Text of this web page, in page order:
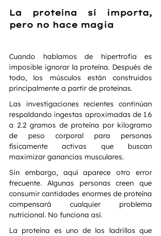
La proteína sí importa,
pero no hace magia
Cuando hablamos de hipertrofia es
imposible ignorar la proteína. Después de
todo, los músculos están construidos
principalmente a partir de proteínas.
Las investigaciones recientes continúan
respaldando ingestas aproximadas de 1.6
a 2.2 gramos de proteína por kilogramo
de peso corporal para personas
físicamente activas que buscan
maximizar ganancias musculares.
Sin embargo, aquí aparece otro error
frecuente. Algunas personas creen que
consumir cantidades enormes de proteína
compensará cualquier problema
nutricional. No funciona así.
La proteína es uno de los ladrillos que